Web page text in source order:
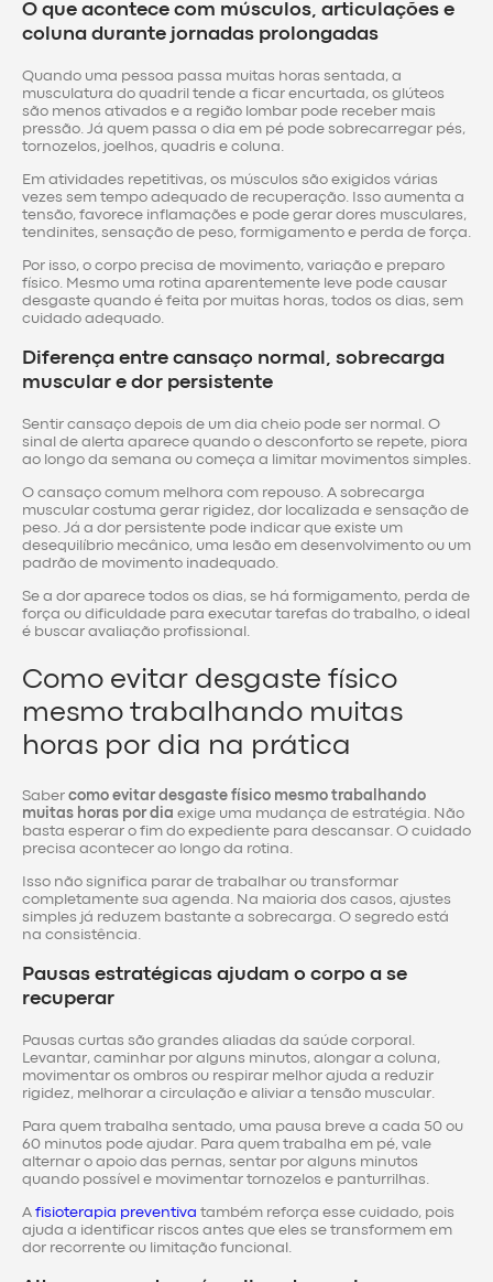
O que acontece com músculos, articulações e
coluna durante jornadas prolongadas
Quando uma pessoa passa muitas horas sentada, a
musculatura do quadril tende a ficar encurtada, os glúteos
são menos ativados e a região lombar pode receber mais
pressão. Já quem passa o dia em pé pode sobrecarregar pés,
tornozelos, joelhos, quadris e coluna.
Em atividades repetitivas, os músculos são exigidos várias
vezes sem tempo adequado de recuperação. Isso aumenta a
tensão, favorece inflamações e pode gerar dores musculares,
tendinites, sensação de peso, formigamento e perda de força.
Por isso, o corpo precisa de movimento, variação e preparo
físico. Mesmo uma rotina aparentemente leve pode causar
desgaste quando é feita por muitas horas, todos os dias, sem
cuidado adequado.
Diferença entre cansaço normal, sobrecarga
muscular e dor persistente
Sentir cansaço depois de um dia cheio pode ser normal. O
sinal de alerta aparece quando o desconforto se repete, piora
ao longo da semana ou começa a limitar movimentos simples.
O cansaço comum melhora com repouso. A sobrecarga
muscular costuma gerar rigidez, dor localizada e sensação de
peso. Já a dor persistente pode indicar que existe um
desequilíbrio mecânico, uma lesão em desenvolvimento ou um
padrão de movimento inadequado.
Se a dor aparece todos os dias, se há formigamento, perda de
força ou dificuldade para executar tarefas do trabalho, o ideal
é buscar avaliação profissional.
Como evitar desgaste físico
mesmo trabalhando muitas
horas por dia na prática
Saber como evitar desgaste físico mesmo trabalhando
muitas horas por dia exige uma mudança de estratégia. Não
basta esperar o fim do expediente para descansar. O cuidado
precisa acontecer ao longo da rotina.
Isso não significa parar de trabalhar ou transformar
completamente sua agenda. Na maioria dos casos, ajustes
simples já reduzem bastante a sobrecarga. O segredo está
na consistência.
Pausas estratégicas ajudam o corpo a se
recuperar
Pausas curtas são grandes aliadas da saúde corporal.
Levantar, caminhar por alguns minutos, alongar a coluna,
movimentar os ombros ou respirar melhor ajuda a reduzir
rigidez, melhorar a circulação e aliviar a tensão muscular.
Para quem trabalha sentado, uma pausa breve a cada 50 ou
60 minutos pode ajudar. Para quem trabalha em pé, vale
alternar o apoio das pernas, sentar por alguns minutos
quando possível e movimentar tornozelos e panturrilhas.
A fisioterapia preventiva também reforça esse cuidado, pois
ajuda a identificar riscos antes que eles se transformem em
dor recorrente ou limitação funcional.